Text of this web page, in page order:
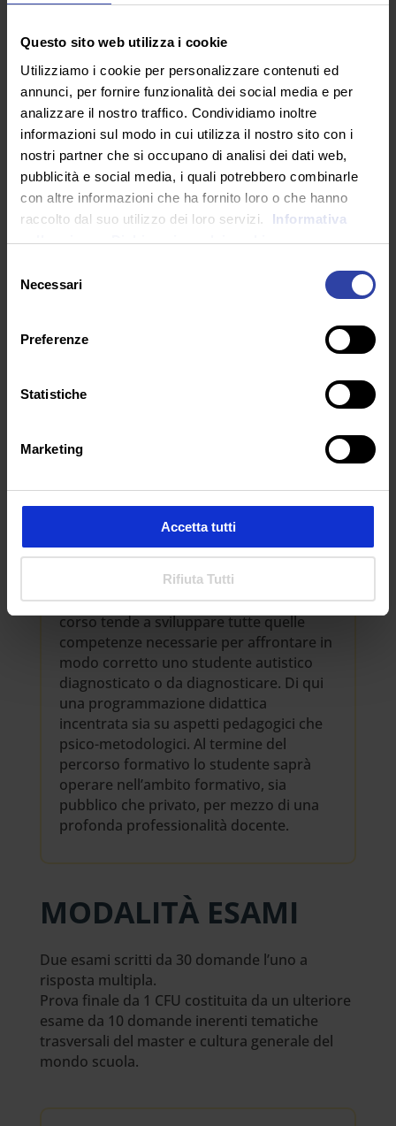
Questo sito web utilizza i cookie
Utilizziamo i cookie per personalizzare contenuti ed
annunci, per fornire funzionalità dei social media e per
analizzare il nostro traffico. Condividiamo inoltre
informazioni sul modo in cui utilizza il nostro sito con i
nostri partner che si occupano di analisi dei dati web,
pubblicità e social media, i quali potrebbero combinarle
con altre informazioni che ha fornito loro o che hanno
raccolto dal suo utilizzo dei loro servizi.
Informativa
sulla privacy. Dichiarazione dei cookie
delNecessari
Preferenze
Statistiche
Marketing
Accetta tutti
Rifiuta Tutti
“La Buona Scuola”per finanziare il tuo
Master nel settore formazione
all’Università eCampus.Scopri di più!
DESTINATARI
ogni ordine e grado; professionisti e operatori
OBIETTIVI
Il Master intende fornire conoscenze
riguardanti l’Autismo sia per la diagnosi
che per l’intervento psicoeducativo. Il
corso tende a sviluppare tutte quelle
competenze necessarie per affrontare in
modo corretto uno studente autistico
diagnosticato o da diagnosticare. Di qui
una programmazione didattica
incentrata sia su aspetti pedagogici che
psico-metodologici. Al termine del
percorso formativo lo studente saprà
operare nell’ambito formativo, sia
pubblico che privato, per mezzo di una
profonda professionalità docente.
MODALITÀ ESAMI
Due esami scritti da 30 domande l’uno a
risposta multipla.
Prova finale da 1 CFU costituita da un ulteriore
esame da 10 domande inerenti tematiche
trasversali del master e cultura generale del
mondo scuola.